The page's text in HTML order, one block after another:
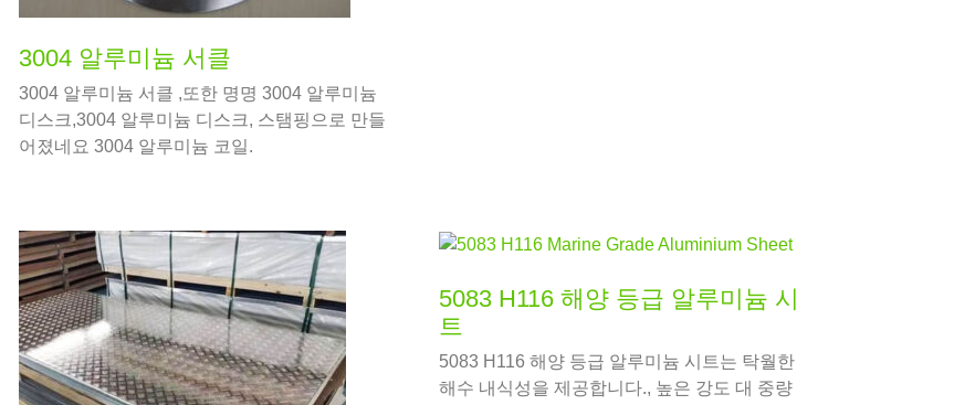
3004 알루미늄 서클
3004 알루미늄 서클 ,또한 명명 3004 알루미늄
디스크,3004 알루미늄 디스크, 스탬핑으로 만들
어졌네요 3004 알루미늄 코일.
5083 H116 해양 등급 알루미늄 시
트
5083 H116 해양 등급 알루미늄 시트는 탁월한
해수 내식성을 제공합니다., 높은 강도 대 중량